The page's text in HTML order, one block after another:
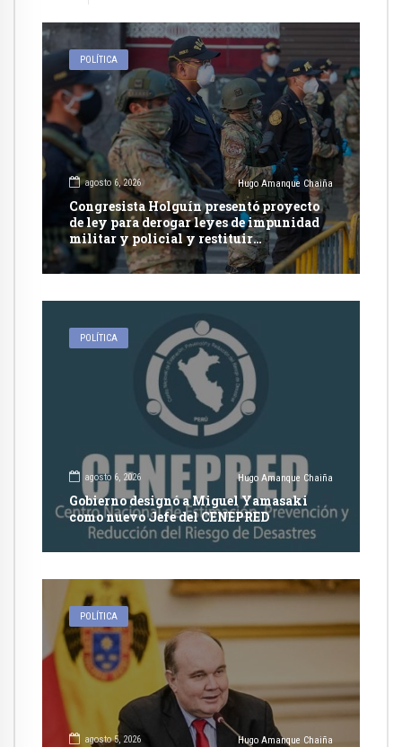
POLÍTICA
agosto 6, 2026 Hugo Amanque Chaiña
Congresista Holguín presentó proyecto
de ley para derogar leyes de impunidad
militar y policial y restituir
competencia de justicia ordinaria
POLÍTICA
agosto 6, 2026 Hugo Amanque Chaiña
Gobierno designó a Miguel Yamasaki
como nuevo Jefe del CENEPRED
POLÍTICA
agosto 5, 2026 Hugo Amanque Chaiña